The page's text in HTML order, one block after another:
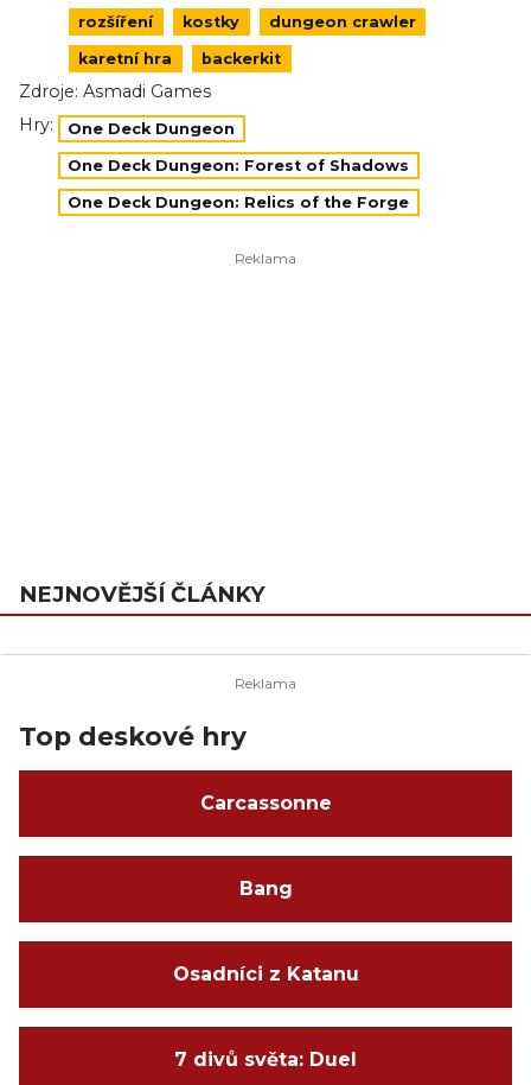
rozšíření kostky dungeon crawler
karetní hra backerkit
Zdroje: Asmadi Games
Hry:
One Deck Dungeon
One Deck Dungeon: Forest of Shadows
One Deck Dungeon: Relics of the Forge
NEJNOVĚJŠÍ ČLÁNKY
Top deskové hry
Carcassonne
Bang
Osadníci z Katanu
7 divů světa: Duel